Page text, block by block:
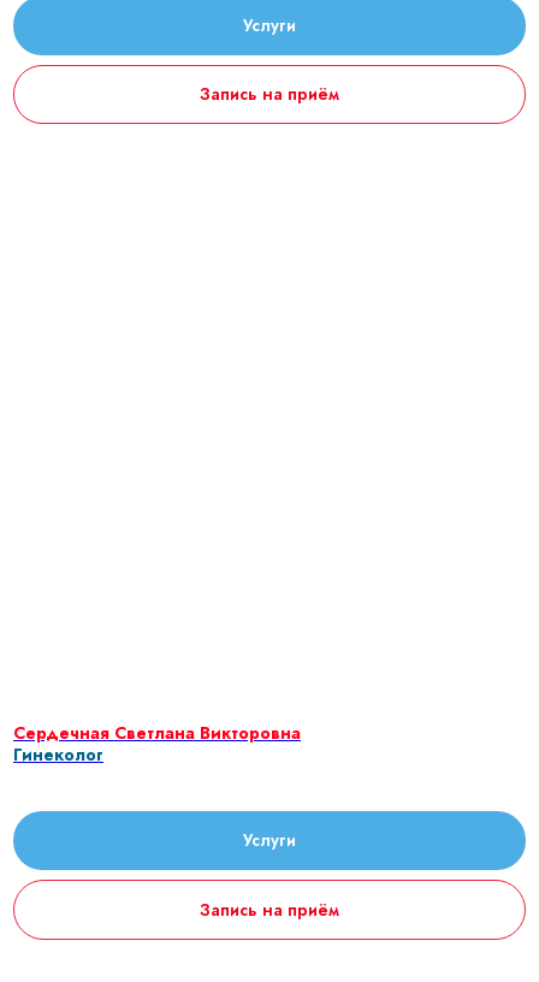
Услуги
Запись на приём
Сердечная Светлана Викторовна
Гинеколог
Услуги
Запись на приём